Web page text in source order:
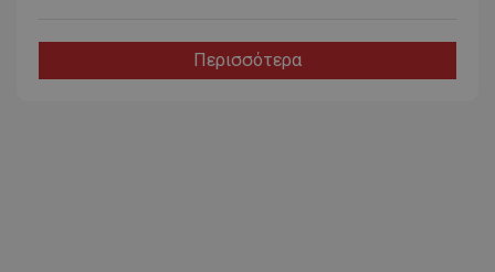
Περισσότερα